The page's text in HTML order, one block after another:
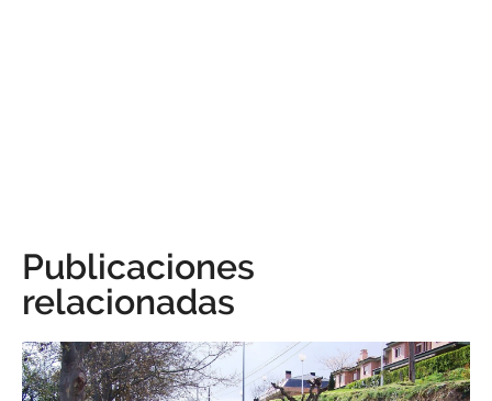
Publicaciones
relacionadas